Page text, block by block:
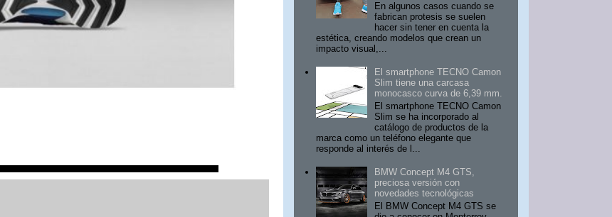
En algunos casos cuando se
fabrican protesis se suelen
hacer sin tener en cuenta la
estética, creando modelos que crean un
impacto visual,...
El smartphone TECNO Camon
Slim tiene una carcasa
monocasco curva de 6,39 mm.
El smartphone TECNO Camon
Slim se ha incorporado al
catálogo de productos de la
marca como un teléfono elegante que
responde al interés de l...
BMW Concept M4 GTS,
preciosa versión con
novedades tecnológicas
El BMW Concept M4 GTS se